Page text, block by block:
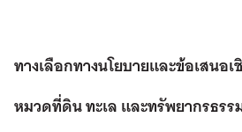
ทางเลือกทางนโยบายและข้อเสนอ
หมวดที่ดิน ทะเล และทรัพยากรธรร